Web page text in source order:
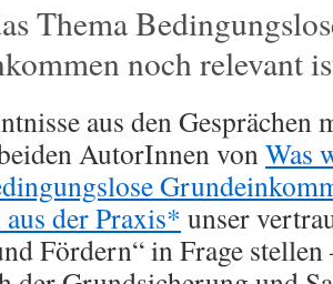
Thema
noch relevant
aus den Gesprächen
AutorInnen vonWas
der Praxis* unser
Fördern“ in Frage